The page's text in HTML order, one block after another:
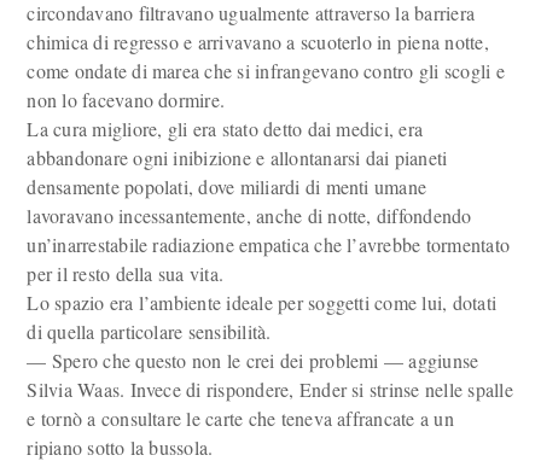
circondavano fil­travano ugualmente attraverso la barriera
chimica di regresso e arri­vavano a scuoterlo in piena notte,
come ondate di marea che si in­frangevano contro gli scogli e
non lo facevano dormire.
La cura migliore, gli era stato detto dai medici, era
abbandonare ogni inibizione e allontanarsi dai pianeti
densamente popolati, dove miliardi di menti umane
lavoravano incessantemente, anche di notte, diffondendo
un’inarrestabile radiazione empatica che l’avrebbe tor­mentato
per il resto della sua vita.
Lo spazio era l’ambiente ideale per soggetti come lui, dotati
di quella particolare sensibilità.
— Spero che questo non le crei dei problemi — aggiunse
Silvia Waas. Invece di rispondere, Ender si strinse nelle spalle
e tornò a consultare le carte che teneva affrancate a un
ripiano sotto la bussola.